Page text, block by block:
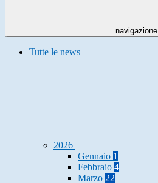
navigazione
Tutte le news
2026
Gennaio 1
Febbraio 4
Marzo 22